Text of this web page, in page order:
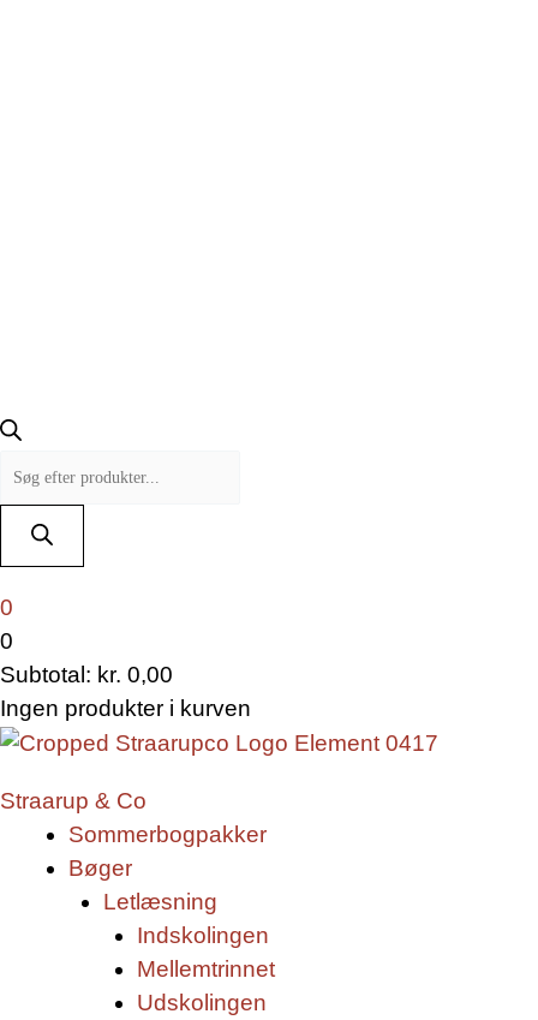
0
0
Subtotal: kr. 0,00
Ingen produkter i kurven
Straarup & Co
Sommerbogpakker
Bøger
Letlæsning
Indskolingen
Mellemtrinnet
Udskolingen